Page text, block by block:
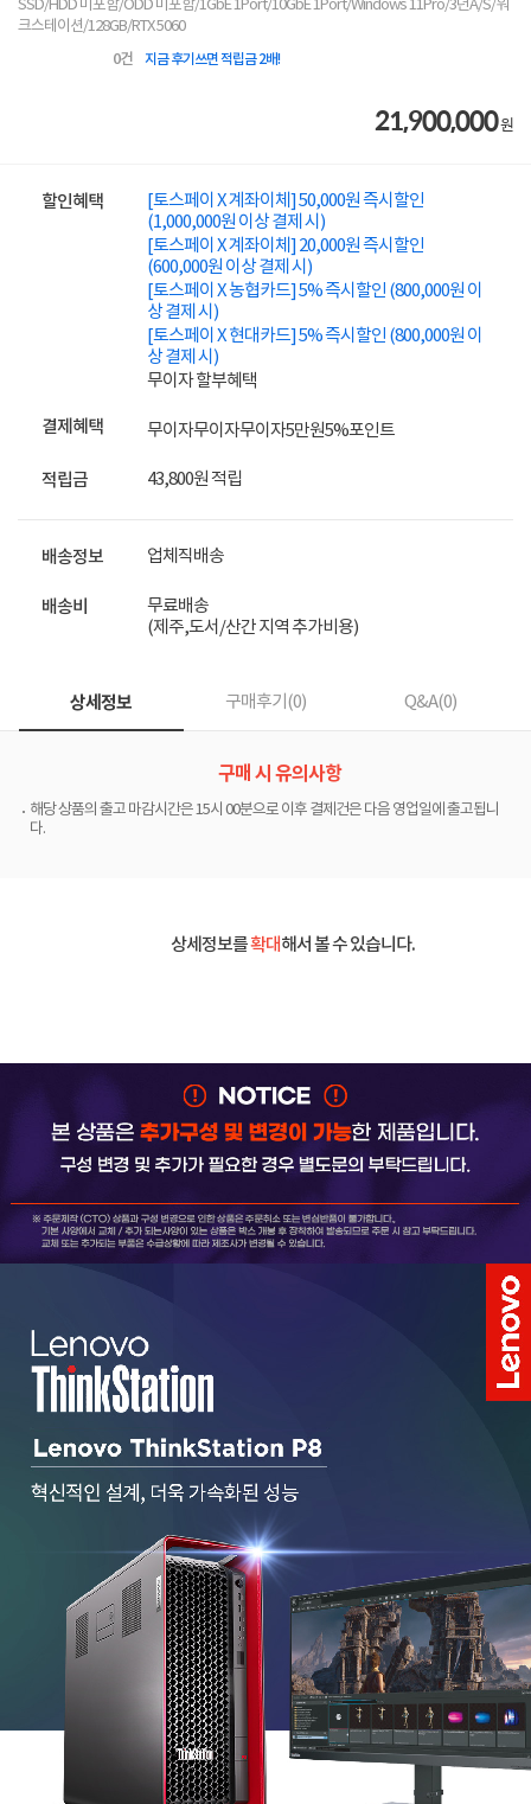
SSD/HDD 미포함/ODD 미포함/1GbE 1Port/10GbE 1Port/Windows 11Pro/3년A/S/워
크스테이션/128GB/RTX 5060
0건 지금 후기쓰면 적립금 2배!
21,900,000원
할인혜택
[토스페이 X 계좌이체] 50,000원 즉시할인
(1,000,000원 이상 결제 시)
[토스페이 X 계좌이체] 20,000원 즉시할인
(600,000원 이상 결제 시)
[토스페이 X 농협카드] 5% 즉시할인 (800,000원 이
상 결제 시)
[토스페이 X 현대카드] 5% 즉시할인 (800,000원 이
상 결제 시)
무이자 할부혜택
결제혜택 무이자무이자무이자5만원5%포인트
적립금 43,800원 적립
배송정보 업체직배송
배송비
무료배송
(제주,도서/산간 지역 추가비용)
상세정보 구매후기(0) Q&A(0)
구매 시 유의사항
해당 상품의 출고 마감시간은 15시 00분으로 이후 결제건은 다음 영업일에 출고됩니
다.
상세정보를확대해서 볼 수 있습니다.